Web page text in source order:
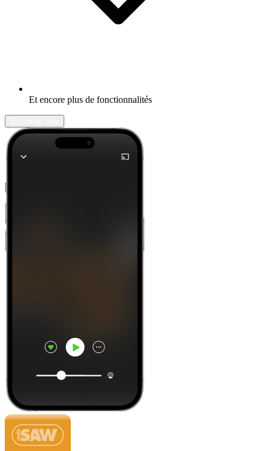
Et encore plus de fonctionnalités